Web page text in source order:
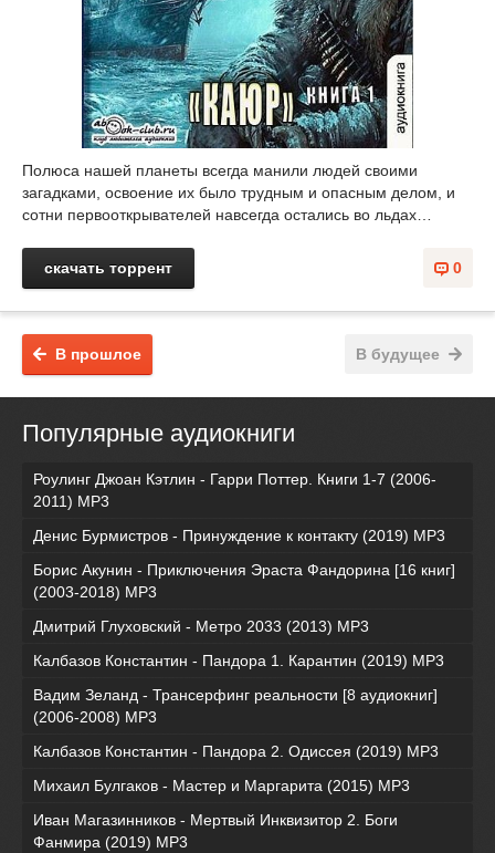
Полюса нашей планеты всегда манили людей своими
загадками, освоение их было трудным и опасным делом, и
сотни первооткрывателей навсегда остались во льдах…
0
скачать торрент
В будущее
В прошлое
Популярные аудиокниги
Роулинг Джоан Кэтлин - Гарри Поттер. Книги 1-7 (2006-
2011) MP3
Денис Бурмистров - Принуждение к контакту (2019) MP3
Борис Акунин - Приключения Эраста Фандорина [16 книг]
(2003-2018) МР3
Дмитрий Глуховский - Метро 2033 (2013) MP3
Калбазов Константин - Пандора 1. Карантин (2019) MP3
Вадим Зеланд - Трансерфинг реальности [8 аудиокниг]
(2006-2008) MP3
Калбазов Константин - Пандора 2. Одиссея (2019) MP3
Михаил Булгаков - Мастер и Маргарита (2015) MP3
Иван Магазинников - Мертвый Инквизитор 2. Боги
Фанмира (2019) MP3